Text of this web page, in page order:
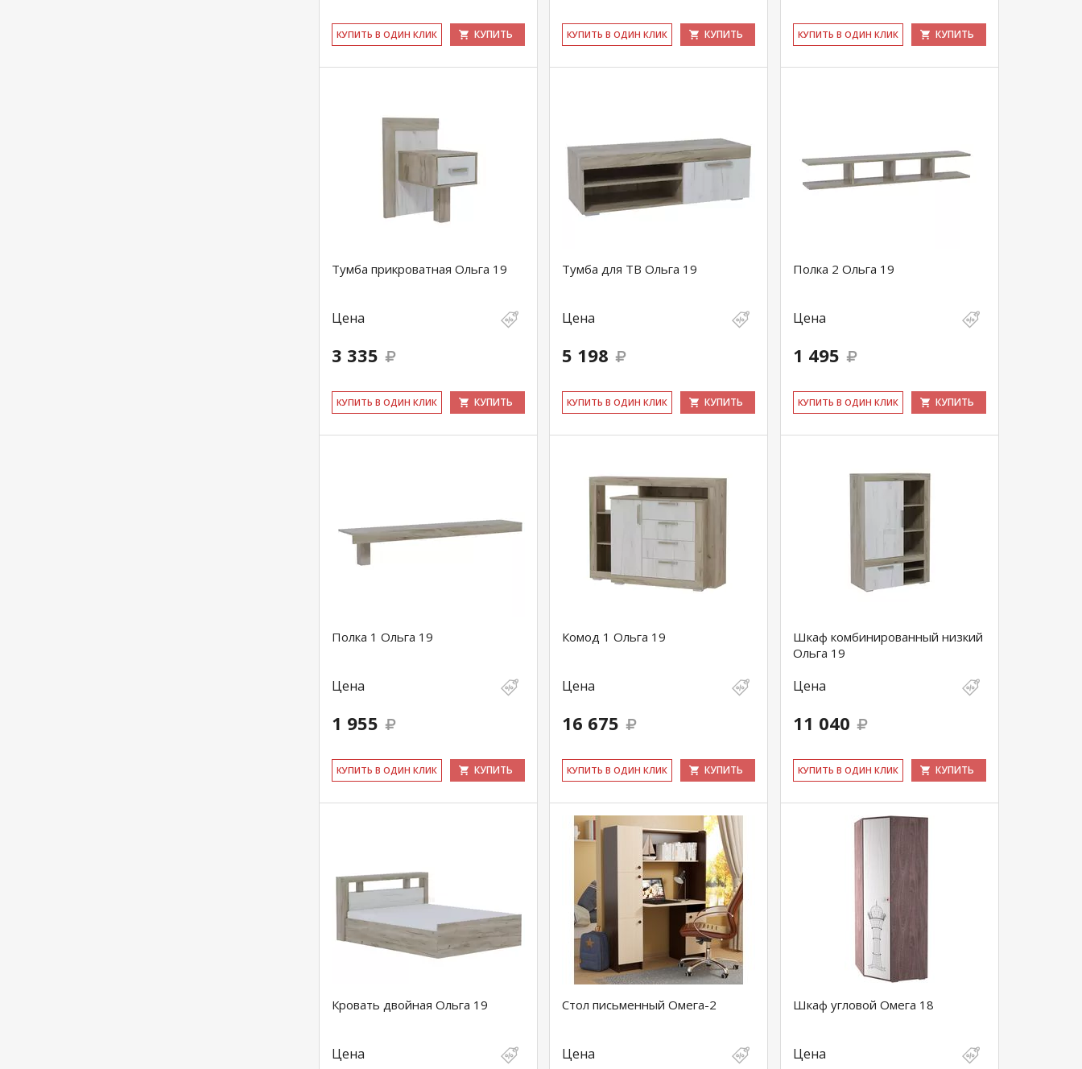
КУ­ПИТЬ В ОДИН КЛИК КУПИТЬ КУ­ПИТЬ В ОДИН КЛИК КУПИТЬ КУ­ПИТЬ В ОДИН КЛИК КУПИТЬ
Тумба прикроватная Ольга 19
Цена
3 335
КУ­ПИТЬ В ОДИН КЛИК КУПИТЬ
Тумба для ТВ Ольга 19
Цена
5 198
КУ­ПИТЬ В ОДИН КЛИК КУПИТЬ
Полка 2 Ольга 19
Цена
1 495
КУ­ПИТЬ В ОДИН КЛИК КУПИТЬ
Полка 1 Ольга 19
Цена
1 955
КУ­ПИТЬ В ОДИН КЛИК КУПИТЬ
Комод 1 Ольга 19
Цена
16 675
КУ­ПИТЬ В ОДИН КЛИК КУПИТЬ
Шкаф комбинированный низкий
Ольга 19
Цена
11 040
КУ­ПИТЬ В ОДИН КЛИК КУПИТЬ
Кровать двойная Ольга 19
Цена
Стол письменный Омега-2
Цена
Шкаф угловой Омега 18
Цена